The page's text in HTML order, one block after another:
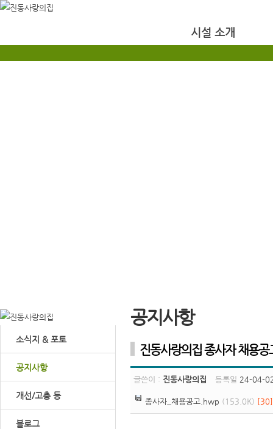
시설 소개
소식지 & 포토
공지사항
개선/고충 등
블로그
공지사항
진동사랑의집 종사자 채용공
글쓴이 : 진동사랑의집 등록일 24-04-
종사자_채용공고.hwp (153.0K) [30]